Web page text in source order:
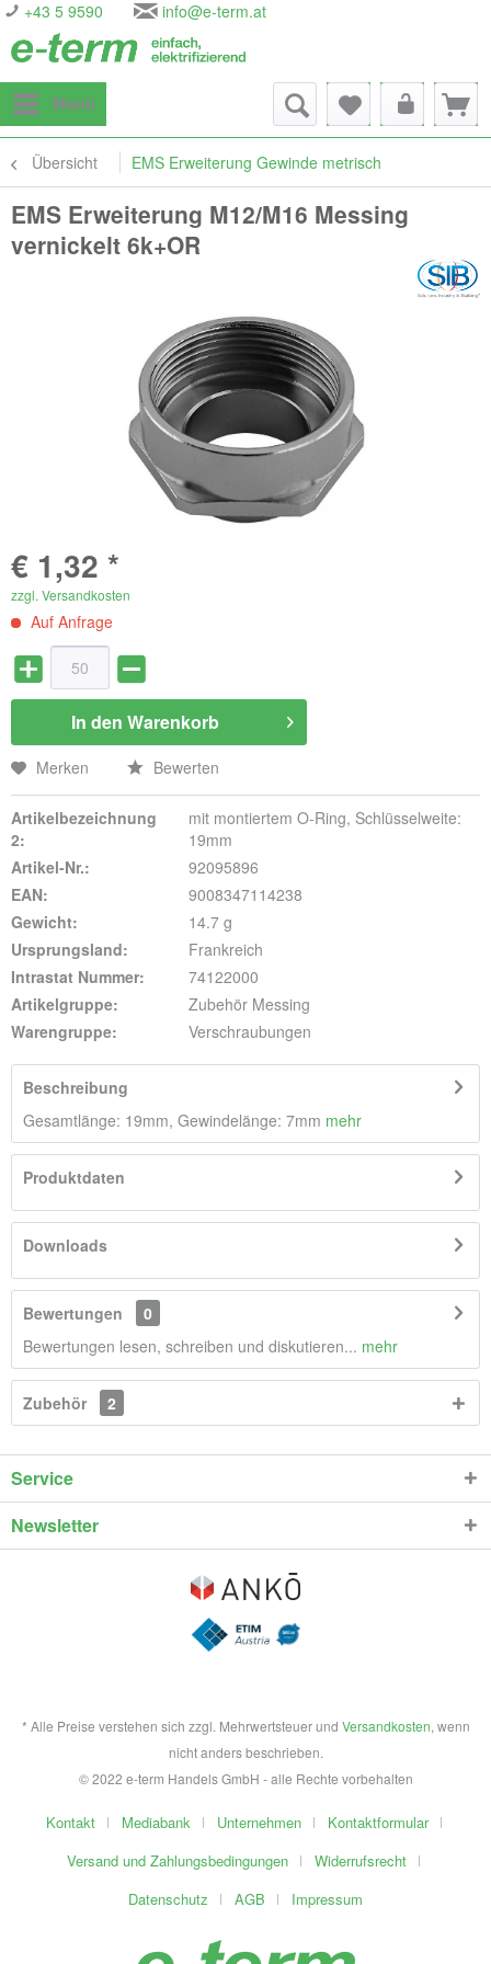
+43 5 9590 info@e-term.at
Menü
Übersicht EMS Erweiterung Gewinde metrisch
EMS Erweiterung M12/M16 Messing
vernickelt 6k+OR
€ 1,32 *
zzgl. Versandkosten
Auf Anfrage
In den Warenkorb
Merken Bewerten
Artikelbezeichnung
2:
mit montiertem O-Ring, Schlüsselweite:
19mm
Artikel-Nr.:
92095896
EAN:
9008347114238
Gewicht:
14.7 g
Ursprungsland:
Frankreich
Intrastat Nummer:
74122000
Artikelgruppe:
Zubehör Messing
Warengruppe:
Verschraubungen
Beschreibung
Gesamtlänge: 19mm, Gewindelänge: 7mm mehr
Produktdaten
Downloads
Bewertungen
0
Bewertungen lesen, schreiben und diskutieren... mehr
Zubehör 2
Service
Newsletter
* Alle Preise verstehen sich zzgl. Mehrwertsteuer und Versandkosten, wenn
nicht anders beschrieben.
© 2022 e-term Handels GmbH - alle Rechte vorbehalten
Kontakt Mediabank Unternehmen
Kontaktformular
Versand und Zahlungsbedingungen
Widerrufsrecht
Datenschutz
AGB Impressum